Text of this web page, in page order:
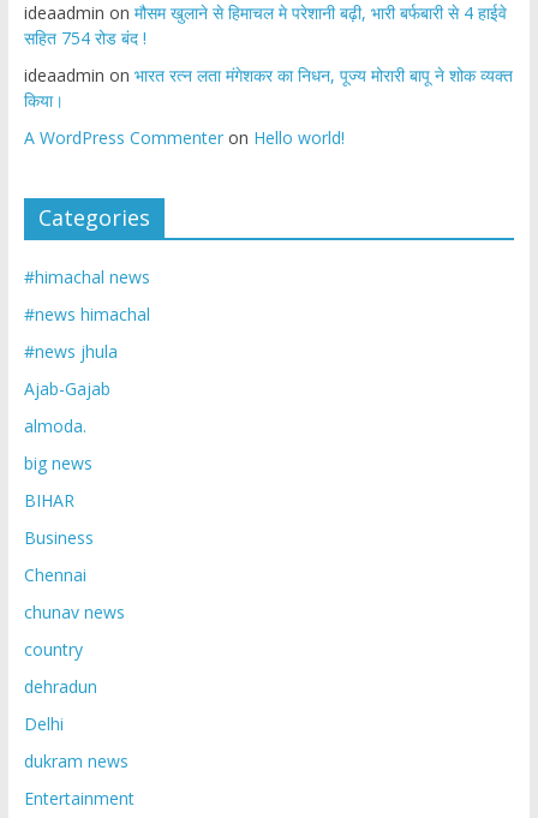
ideaadmin on मौसम खुलाने से हिमाचल मे परेशानी बढ़ी, भारी बर्फबारी से 4 हाईवे
सहित 754 रोड बंद !
ideaadmin on भारत रत्न लता मंगेशकर का निधन, पूज्य मोरारी बापू ने शोक व्यक्त
किया।
A WordPress Commenteron Hello world!
Categories
#himachal news
#news himachal
#news jhula
Ajab-Gajab
almoda.
big news
BIHAR
Business
Chennai
chunav news
country
dehradun
Delhi
dukram news
Entertainment